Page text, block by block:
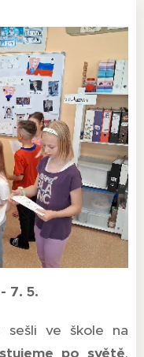
7. 5.
sešli ve škole na
po světě.